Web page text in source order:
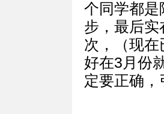
个同学都是
步，最后
次，（现
好在3月份
定要正确